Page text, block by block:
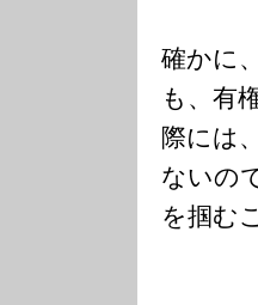
確かに
も、有
際には
ないの
を掴む